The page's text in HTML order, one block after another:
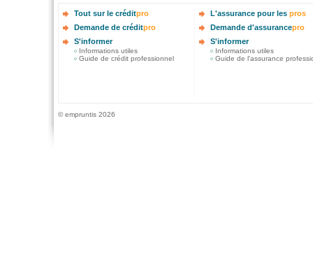
Tout sur le créditpro
Demande de créditpro
S'informer
Informations utiles
Guide de crédit professionnel
L'assurance pour les pros
Demande d'assurancepro
S'informer
Informations utiles
Guide de l'assurance
© empruntis 2026